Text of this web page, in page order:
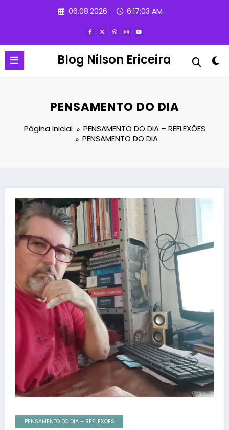
06.08.2026 6:17:04 AM
Blog Nilson Ericeira
PENSAMENTO DO DIA
Página inicial
PENSAMENTO DO DIA – REFLEXÕES
PENSAMENTO DO DIA
PENSAMENTO DO DIA – REFLEXÕES